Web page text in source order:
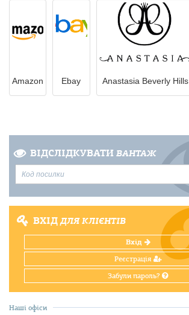
Amazon Ebay Anastasia Beverly Hills
ВІДСЛІДКУВАТИ ВАНТАЖ
ВХІДДЛЯ КЛІЄНТІВ
Вхід
Реєстрація
Забули пароль?
Наші офіси